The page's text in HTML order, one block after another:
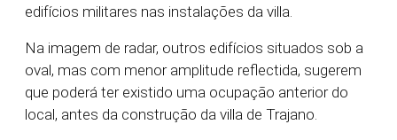
edifícios militares nas instalações da villa.
Na imagem de radar, outros edifícios situados sob a
oval, mas com menor amplitude reflectida, sugerem
que poderá ter existido uma ocupação anterior do
local, antes da construção da villa de Trajano.